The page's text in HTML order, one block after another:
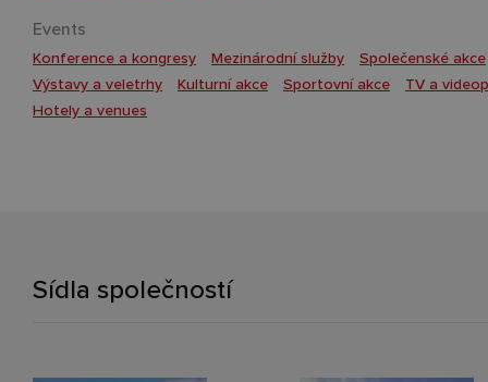
Events
Konference a kongresy Mezinárodní služby
Společenské akce
Výstavy a veletrhy
Kulturní akce Sportovní akce
TV a
Hotely a venues
Sídla společností